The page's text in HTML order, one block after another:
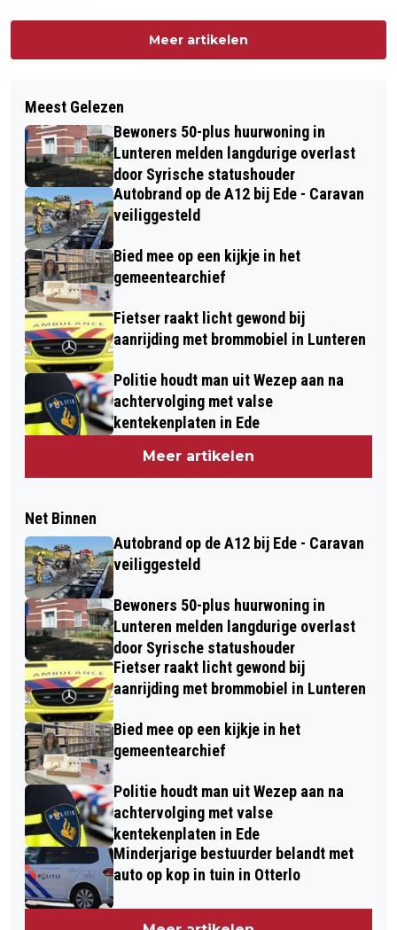
Meer artikelen
Meest Gelezen
Bewoners 50-plus huurwoning in
Lunteren melden langdurige overlast
door Syrische statushouder
Autobrand op de A12 bij Ede - Caravan
veiliggesteld
Bied mee op een kijkje in het
gemeentearchief
Fietser raakt licht gewond bij
aanrijding met brommobiel in Lunteren
Politie houdt man uit Wezep aan na
achtervolging met valse
kentekenplaten in Ede
Meer artikelen
Net Binnen
Autobrand op de A12 bij Ede - Caravan
veiliggesteld
Bewoners 50-plus huurwoning in
Lunteren melden langdurige overlast
door Syrische statushouder
Fietser raakt licht gewond bij
aanrijding met brommobiel in Lunteren
Bied mee op een kijkje in het
gemeentearchief
Politie houdt man uit Wezep aan na
achtervolging met valse
kentekenplaten in Ede
Minderjarige bestuurder belandt met
auto op kop in tuin in Otterlo